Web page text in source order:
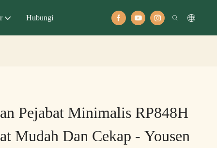
Hubungi
Pejabat Minimalis RP848H
Mudah Dan Cekap - Yousen